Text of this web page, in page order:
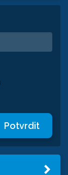
Potvrdit